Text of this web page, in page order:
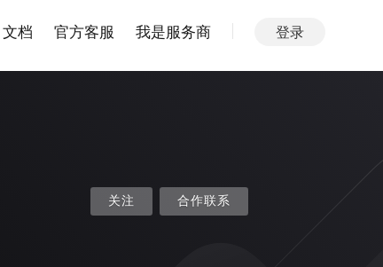
文档 官方客服 我是服务商 登录
关注 合作联系